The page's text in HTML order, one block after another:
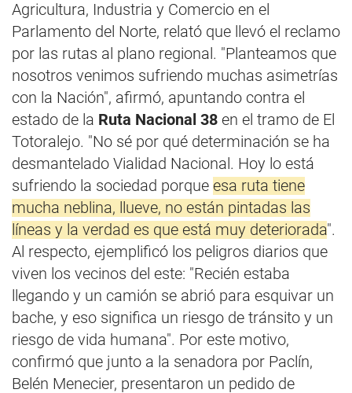
Agricultura, Industria y Comercio en el
Parlamento del Norte, relató que llevó el reclamo
por las rutas al plano regional. "Planteamos que
nosotros venimos sufriendo muchas asimetrías
con la Nación", afirmó, apuntando contra el
estado de la Ruta Nacional 38 en el tramo de El
Totoralejo. "No sé por qué determinación se ha
desmantelado Vialidad Nacional. Hoy lo está
sufriendo la sociedad porque esa ruta tiene
mucha neblina, llueve, no están pintadas las
líneas y la verdad es que está muy deteriorada".
Al respecto, ejemplificó los peligros diarios que
viven los vecinos del este: "Recién estaba
llegando y un camión se abrió para esquivar un
bache, y eso significa un riesgo de tránsito y un
riesgo de vida humana". Por este motivo,
confirmó que junto a la senadora por Paclín,
Belén Menecier, presentaron un pedido de